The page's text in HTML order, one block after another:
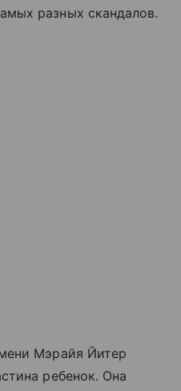
разных скандалов.
Мэрайя Йитер
ребенок. Она